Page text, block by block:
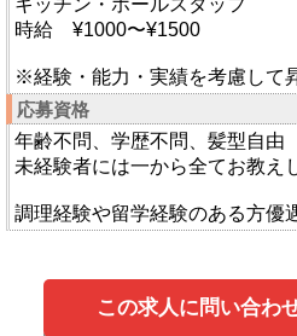
時給 ¥1000〜¥1500
※経験・能力・実績を考慮して
応募資格
年齢不問、学歴不問、髪型自由
未経験者には一から全てお教え
調理経験や留学経験のある方優
この求人に問い合わ